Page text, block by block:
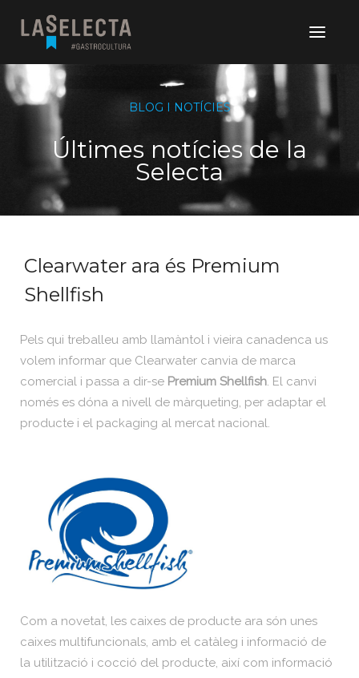
BLOG I NOTÍCIES
Últimes notícies de la
Selecta
Clearwater ara és Premium
Shellfish
Pels qui treballeu amb llamàntol i vieira canadenca us
volem informar que Clearwater canvia de marca
comercial i passa a dir-se Premium Shellfish. El canvi
només es dóna a nivell de màrqueting, per adaptar el
producte i el packaging al mercat nacional.
Com a novetat, les caixes de producte ara són unes
caixes multifuncionals, amb el catàleg i informació de
la utilització i cocció del producte, així com informació